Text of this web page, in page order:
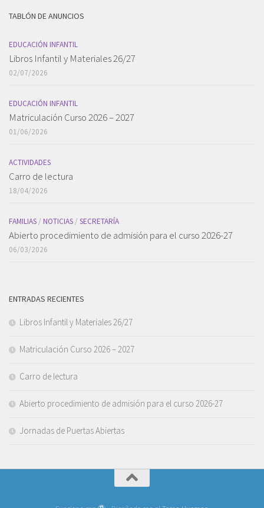
TABLÓN DE ANUNCIOS
EDUCACIÓN INFANTIL
Libros Infantil y Materiales 26/27
02/07/2026
EDUCACIÓN INFANTIL
Matriculación Curso 2026 – 2027
01/06/2026
ACTIVIDADES
Carro de lectura
18/04/2026
FAMILIAS / NOTICIAS / SECRETARÍA
Abierto procedimiento de admisión para el curso 2026-27
06/03/2026
ENTRADAS RECIENTES
Libros Infantil y Materiales 26/27
Matriculación Curso 2026 – 2027
Carro de lectura
Abierto procedimiento de admisión para el curso 2026-27
Jornadas de Puertas Abiertas